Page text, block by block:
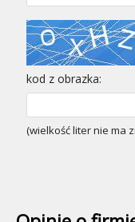
kod z obrazka:
(wielkość liter nie ma